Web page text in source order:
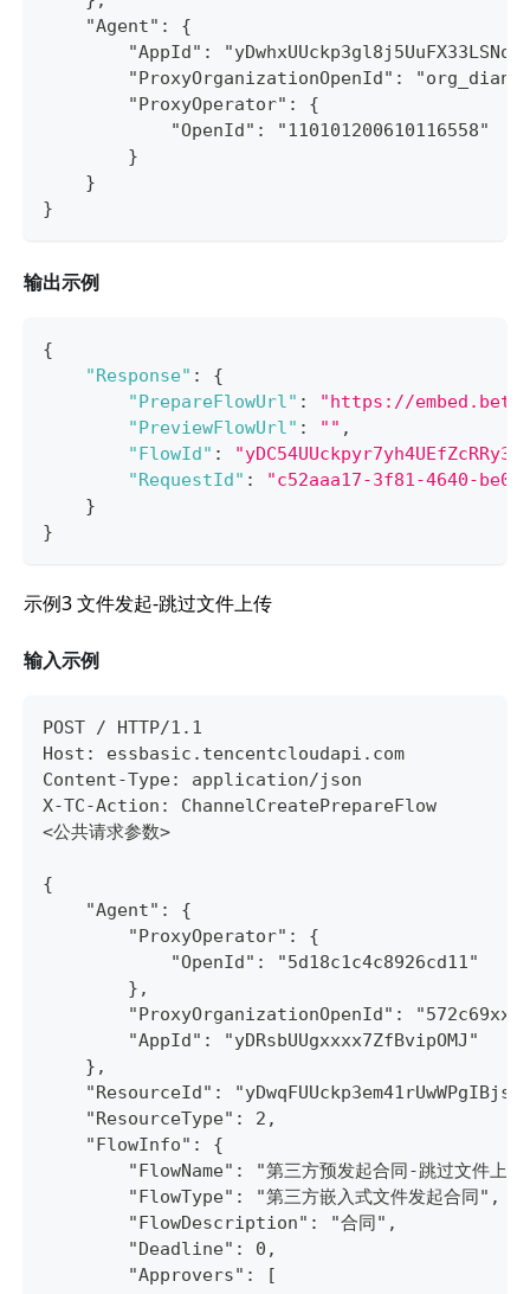
    "Agent": {
"AppId":
"ProxyOrganizationOpenId":
        "ProxyOperator": {
            "OpenId": "110101200610116558"
        }
    }
}
输出示例
{
"Response" :
{
"PrepareFlowUrl" :
"https://
"PreviewFlowUrl" : "" ,
"FlowId" :
"RequestId" :
"c52aaa17-3f81-4640-
}
}
示例3 文件发起-跳过文件上传
输入示例
POST / HTTP/1.1
Host: essbasic.tencentcloudapi.com
Content-Type: application/json
X-TC-Action: ChannelCreatePrepareFlow
<公共请求参数>
{
    "Agent": {
        "ProxyOperator": {
            "OpenId": "5d18c1c4c8926cd11"
        },
"ProxyOrganizationOpenId":
        "AppId": "yDRsbUUgxxxx7ZfBvipOMJ"
    },
"ResourceId":
    "ResourceType": 2,
    "FlowInfo": {
"FlowName": "第三方预发起合同-跳过文件上
        "FlowType": "第三方嵌入式文件发起合同",
        "FlowDescription": "合同",
        "Deadline": 0,
        "Approvers": [